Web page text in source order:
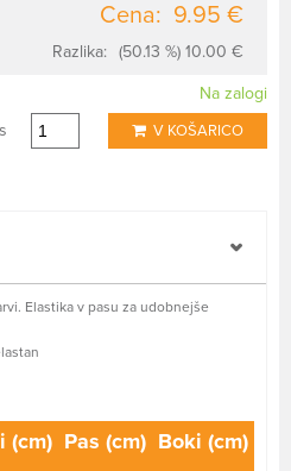
Cena: 9.95 €
Razlika: (50.13 %) 10.00 €
Na zalogi
V KOŠARICO
Elastika v pasu za udobnejše
(cm) Pas (cm) Boki (cm)